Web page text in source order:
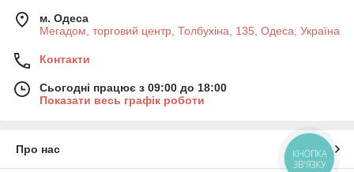
м. Одеса
Мегадом, торговий центр, Толбухіна, 135, Одеса, Україна
Контакти
Сьогодні працює з 09:00 до 18:00
Показати весь графік роботи
Про нас
КНОПКА
ЗВ'ЯЗКУ